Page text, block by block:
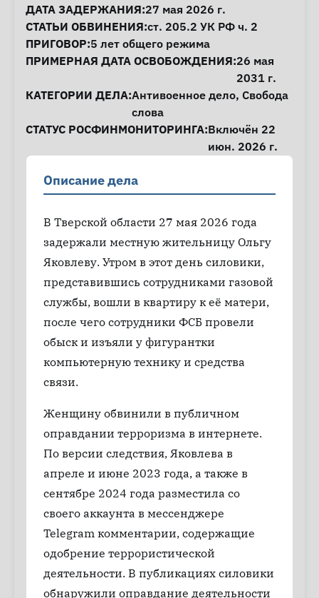
ДАТА ЗАДЕРЖАНИЯ:27 мая 2026 г.
СТАТЬИ ОБВИНЕНИЯ:ст. 205.2 УК РФ ч. 2
ПРИГОВОР:5 лет общего режима
ПРИМЕРНАЯ ДАТА ОСВОБОЖДЕНИЯ:26 мая
2031 г.
КАТЕГОРИИ ДЕЛА:Антивоенное дело, Свобода
слова
СТАТУС РОСФИНМОНИТОРИНГА:Включён 22
июн. 2026 г.
Описание дела
В Тверской области 27 мая 2026 года
задержали местную жительницу Ольгу
Яковлеву. Утром в этот день силовики,
представившись сотрудниками газовой
службы, вошли в квартиру к её матери,
после чего сотрудники ФСБ провели
обыск и изъяли у фигурантки
компьютерную технику и средства
связи.
Женщину обвинили в публичном
оправдании терроризма в интернете.
По версии следствия, Яковлева в
апреле и июне 2023 года, а также в
сентябре 2024 года разместила со
своего аккаунта в мессенджере
Telegram комментарии, содержащие
одобрение террористической
деятельности. В публикациях силовики
обнаружили оправдание деятельности